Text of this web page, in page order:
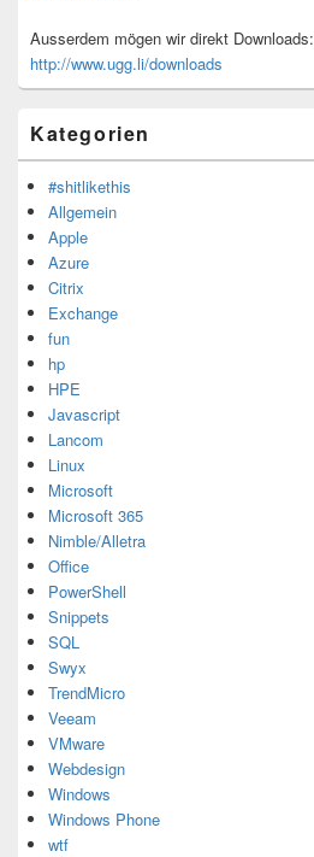
Ausserdem mögen wir direkt Downloads:
http://www.ugg.li/downloads
Kategorien
#shitlikethis
Allgemein
Apple
Azure
Citrix
Exchange
fun
hp
HPE
Javascript
Lancom
Linux
Microsoft
Microsoft 365
Nimble/Alletra
Office
PowerShell
Snippets
SQL
Swyx
TrendMicro
Veeam
VMware
Webdesign
Windows
Windows Phone
wtf